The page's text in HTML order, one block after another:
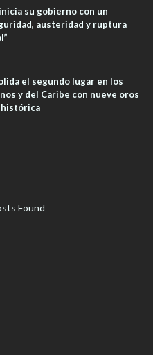
su gobierno con un
austeridad y ruptura
el segundo lugar en los
y del Caribe con nueve oros
histórica
Found